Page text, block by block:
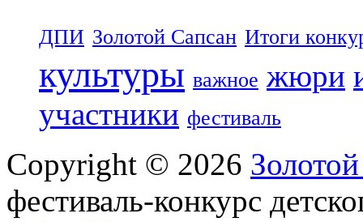
ДПИ Золотой Сапсан Итоги
культуры важное жюри
участники фестиваль
Copyright © 2026
фестиваль-конкурс